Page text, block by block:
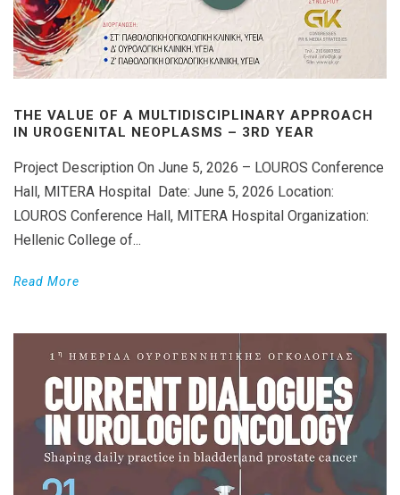
THE VALUE OF A MULTIDISCIPLINARY APPROACH
IN UROGENITAL NEOPLASMS – 3RD YEAR
Project Description On June 5, 2026 – LOUROS Conference
Hall, MITERA Hospital Date: June 5, 2026 Location:
LOUROS Conference Hall, MITERA Hospital Organization:
Hellenic College of...
Read More